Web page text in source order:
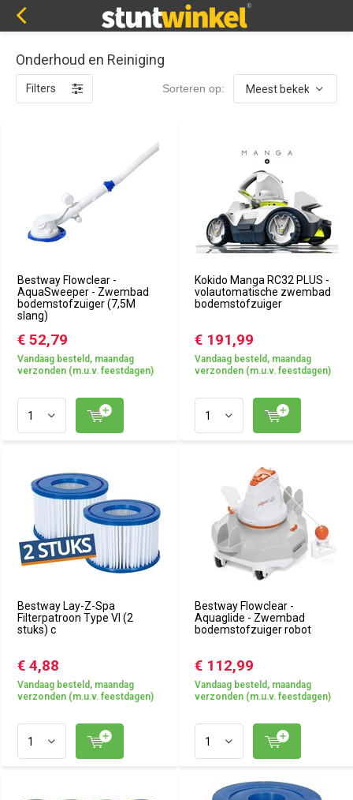
Onderhoud en Reiniging
Filters Sorteren op:
Bestway Flowclear -
AquaSweeper - Zwembad
bodemstofzuiger (7,5M
slang)
€ 52,79
Vandaag besteld, maandag
verzonden (m.u.v. feestdagen)
Kokido Manga RC32 PLUS -
volautomatische zwembad
bodemstofzuiger
€ 191,99
Vandaag besteld, maandag
verzonden (m.u.v. feestdagen)
Bestway Lay-Z-Spa
Filterpatroon Type VI (2
stuks) c
€ 4,88
Vandaag besteld, maandag
verzonden (m.u.v. feestdagen)
Bestway Flowclear -
Aquaglide - Zwembad
bodemstofzuiger robot
€ 112,99
Vandaag besteld, maandag
verzonden (m.u.v. feestdagen)